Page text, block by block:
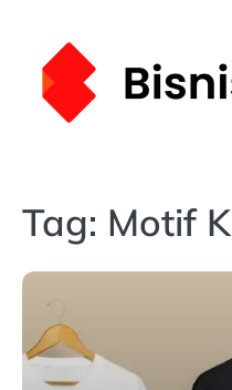
content
Tag: Motif